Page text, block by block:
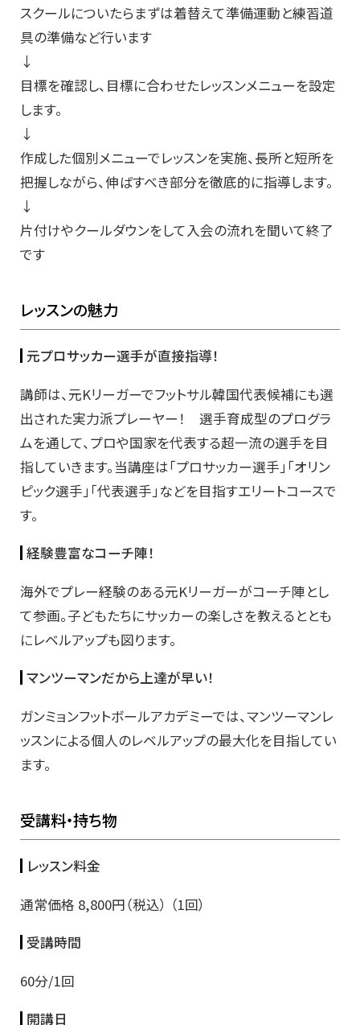
スクールについたらまずは着替えて準備運動と練習道
具の準備など行います
↓
目標を確認し、目標に合わせたレッスンメニューを設定
します。
↓
作成した個別メニューでレッスンを実施、長所と短所を
把握しながら、伸ばすべき部分を徹底的に指導します。
↓
片付けやクールダウンをして入会の流れを聞いて終了
です
レッスンの魅力
元プロサッカー選手が直接指導！
講師は、元Kリーガーでフットサル韓国代表候補にも選
出された実力派プレーヤー！ 選手育成型のプログラ
ムを通して、プロや国家を代表する超一流の選手を目
指していきます。当講座は「プロサッカー選手」「オリン
ピック選手」「代表選手」などを目指すエリートコースで
す。
経験豊富なコーチ陣！
海外でプレー経験のある元Kリーガーがコーチ陣とし
て参画。子どもたちにサッカーの楽しさを教えるととも
にレベルアップも図ります。
マンツーマンだから上達が早い！
ガンミョンフットボールアカデミーでは、マンツーマンレ
ッスンによる個人のレベルアップの最大化を目指してい
ます。
受講料・持ち物
レッスン料金
通常価格 8,800円（税込） （1回）
受講時間
60分/1回
開講日